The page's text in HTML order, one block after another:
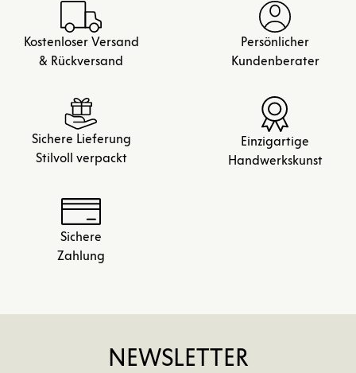
Kostenloser Versand
& Rückversand
Persönlicher
Kundenberater
Sichere Lieferung
Stilvoll verpackt
Einzigartige
Handwerkskunst
Sichere
Zahlung
NEWSLETTER